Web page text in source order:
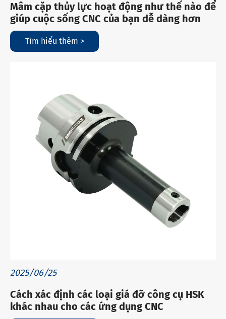
Mâm cặp thủy lực hoạt động như thế nào để
giúp cuộc sống CNC của bạn dễ dàng hơn
Tìm hiểu thêm >
2025/06/25
Cách xác định các loại giá đỡ công cụ HSK
khác nhau cho các ứng dụng CNC